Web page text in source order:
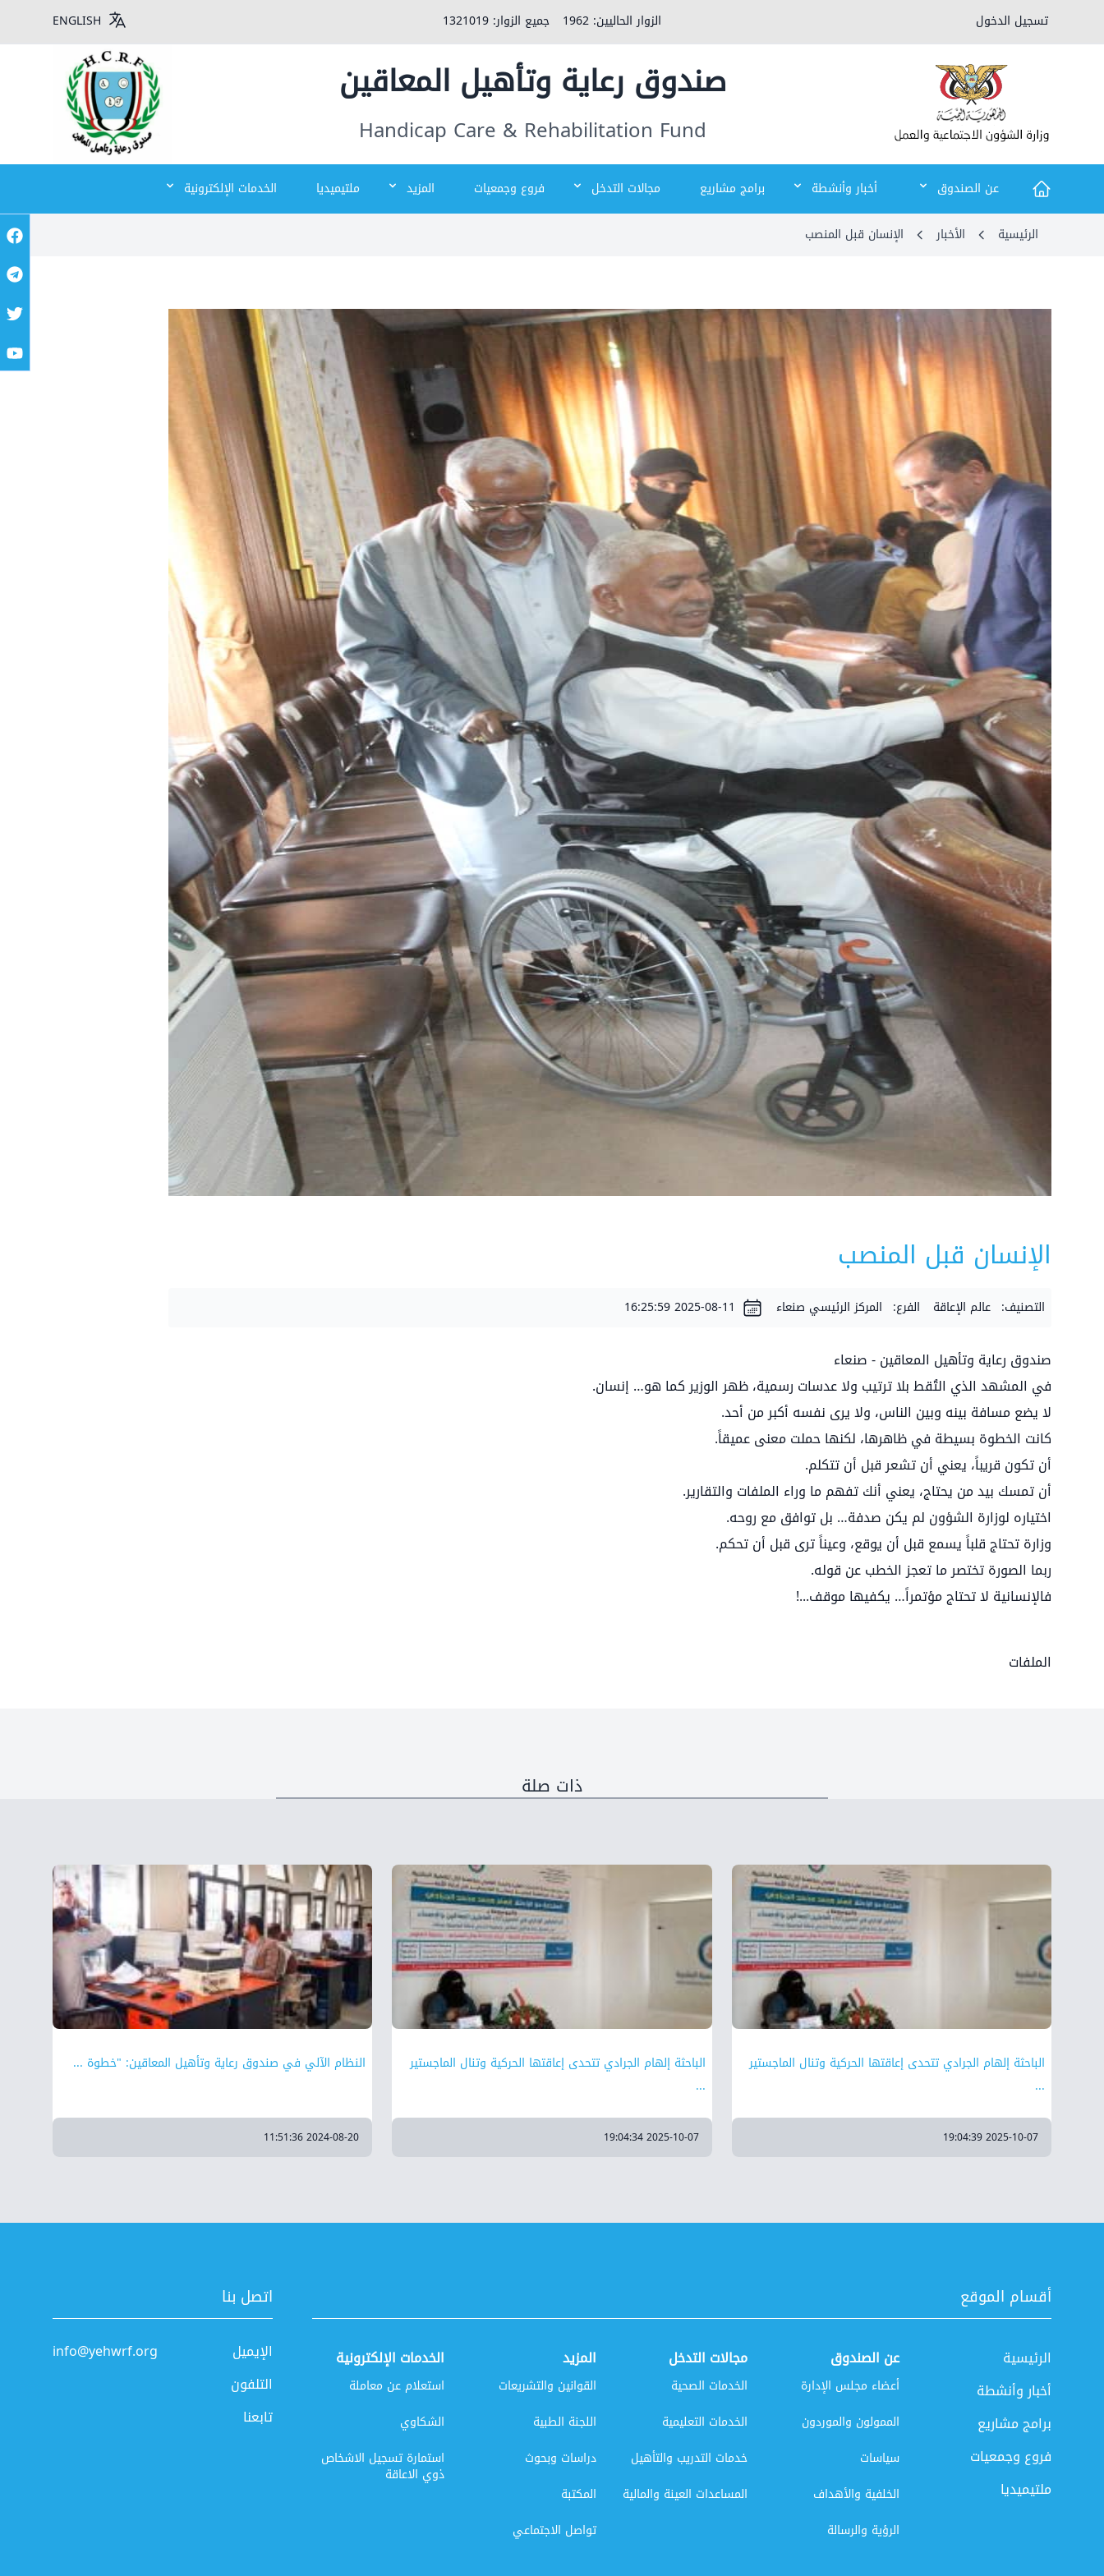
تسجيل الدخول الزوار الحاليين:1962 جميع الزوار:1321019
ENGLISH
صندوق رعاية وتأهيل المعاقين
Handicap Care & Rehabilitation Fund
عن الصندوق أخبار وأنشطة برامج مشاريع مجالات التدخل فروع وجمعيات المزيد ملتيميديا الخدمات الإلكترونية
الرئيسية الأخبار الإنسان قبل المنصب
الإنسان قبل المنصب
التصنيف: عالم الإعاقة الفرع: المركز الرئيسي صنعاء 2025-08-11 16:25:59
صندوق رعاية وتأهيل المعاقين - صنعاء
في المشهد الذي التُقط بلا ترتيب ولا عدسات رسمية، ظهر الوزير كما هو… إنسان.
لا يضع مسافة بينه وبين الناس، ولا يرى نفسه أكبر من أحد.
كانت الخطوة بسيطة في ظاهرها، لكنها حملت معنى عميقاً.
أن تكون قريباً، يعني أن تشعر قبل أن تتكلم.
أن تمسك بيد من يحتاج، يعني أنك تفهم ما وراء الملفات والتقارير.
اختياره لوزارة الشؤون لم يكن صدفة… بل توافق مع روحه.
وزارة تحتاج قلباً يسمع قبل أن يوقع، وعيناً ترى قبل أن تحكم.
ربما الصورة تختصر ما تعجز الخطب عن قوله.
فالإنسانية لا تحتاج مؤتمراً… يكفيها موقف...!
الملفات
ذات صلة
الباحثة إلهام الجرادي تتحدى إعاقتها الحركية وتنال الماجستير
...
2025-10-07 19:04:39
الباحثة إلهام الجرادي تتحدى إعاقتها الحركية وتنال الماجستير
...
2025-10-07 19:04:34
⁠⁠⁠⁠النظام الآلي في صندوق رعاية وتأهيل المعاقين: "خطوة ...
2024-08-20 11:51:36
أقسام الموقع
الرئيسية
أخبار وأنشطة
برامج مشاريع
فروع وجمعيات
ملتيميديا
عن الصندوق
أعضاء مجلس الإدارة
الممولون والموردون
سياسات
الخلفية والأهداف
الرؤية والرسالة
مجالات التدخل
الخدمات الصحية
الخدمات التعليمية
خدمات التدريب والتأهيل
المساعدات العينة والمالية
المزيد
القوانين والتشريعات
اللجنة الطبية
دراسات وبحوث
المكتبة
تواصل الاجتماعي
الخدمات الإلكترونية
استعلام عن معاملة
الشكاوي
استمارة تسجيل الاشخاص
ذوي الاعاقة
اتصل بنا
الإيميل
info@yehwrf.org
التلفون
تابعنا